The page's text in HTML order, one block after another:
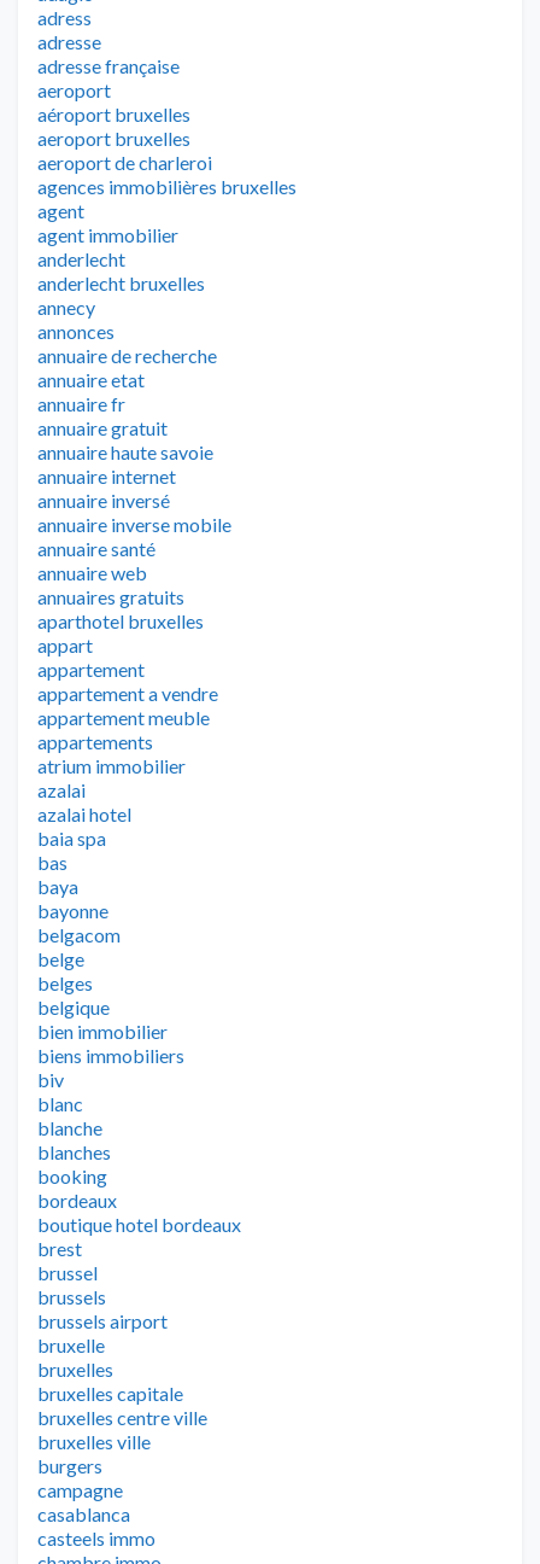
adress
adresse
adresse française
aeroport
aéroport bruxelles
aeroport bruxelles
aeroport de charleroi
agences immobilières bruxelles
agent
agent immobilier
anderlecht
anderlecht bruxelles
annecy
annonces
annuaire de recherche
annuaire etat
annuaire fr
annuaire gratuit
annuaire haute savoie
annuaire internet
annuaire inversé
annuaire inverse mobile
annuaire santé
annuaire web
annuaires gratuits
aparthotel bruxelles
appart
appartement
appartement a vendre
appartement meuble
appartements
atrium immobilier
azalai
azalai hotel
baia spa
bas
baya
bayonne
belgacom
belge
belges
belgique
bien immobilier
biens immobiliers
biv
blanc
blanche
blanches
booking
bordeaux
boutique hotel bordeaux
brest
brussel
brussels
brussels airport
bruxelle
bruxelles
bruxelles capitale
bruxelles centre ville
bruxelles ville
burgers
campagne
casablanca
casteels immo